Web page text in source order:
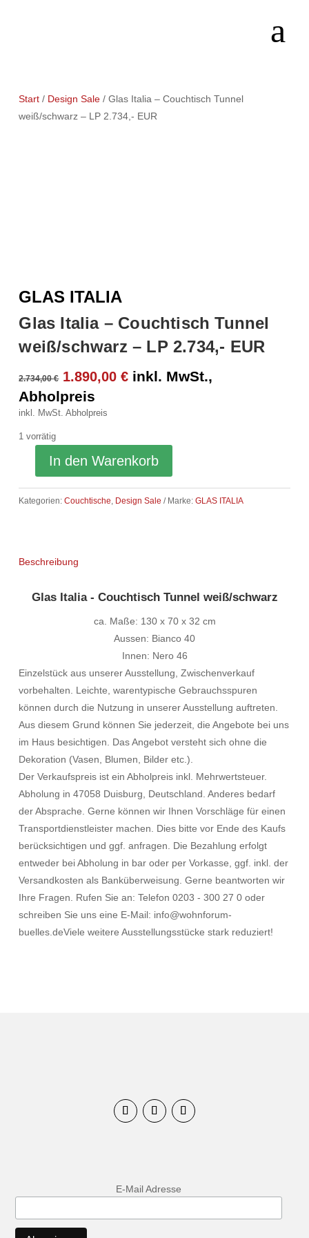
Start / Design Sale / Glas Italia – Couchtisch Tunnel
weiß/schwarz – LP 2.734,- EUR
GLAS ITALIA
Glas Italia – Couchtisch Tunnel
weiß/schwarz – LP 2.734,- EUR
2.734,00€ Ursprünglicher
Preis
war:
1.890,00€Aktueller
inkl. MwSt.,
Abholpreis
inkl. MwSt. Abholpreis
1 vorrätig
In den Warenkorb
Kategorien:Couchtische, Design Sale Marke:GLAS ITALIA
Beschreibung
Glas Italia - Couchtisch Tunnel weiß/schwarz
ca. Maße: 130 x 70 x 32 cm
Aussen: Bianco 40
Innen: Nero 46
Einzelstück aus unserer Ausstellung, Zwischenverkauf
vorbehalten. Leichte, warentypische Gebrauchsspuren
können durch die Nutzung in unserer Ausstellung auftreten.
Aus diesem Grund können Sie jederzeit, die Angebote bei uns
im Haus besichtigen. Das Angebot versteht sich ohne die
Dekoration (Vasen, Blumen, Bilder etc.).
Der Verkaufspreis ist ein Abholpreis inkl. Mehrwertsteuer.
Abholung in 47058 Duisburg, Deutschland. Anderes bedarf
der Absprache. Gerne können wir Ihnen Vorschläge für einen
Transportdienstleister machen. Dies bitte vor Ende des Kaufs
berücksichtigen und ggf. anfragen. Die Bezahlung erfolgt
entweder bei Abholung in bar oder per Vorkasse, ggf. inkl. der
Versandkosten als Banküberweisung. Gerne beantworten wir
Ihre Fragen. Rufen Sie an: Telefon 0203 - 300 27 0 oder
schreiben Sie uns eine E-Mail: info@wohnforum-
buelles.deViele weitere Ausstellungsstücke stark reduziert!
E-Mail Adresse